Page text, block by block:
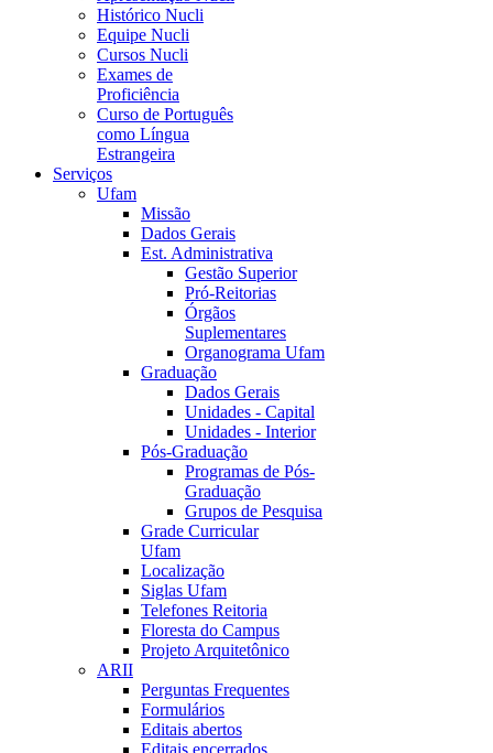
Histórico Nucli
Equipe Nucli
Cursos Nucli
Exames de
Proficiência
Curso de Português
como Língua
Estrangeira
Serviços
Ufam
Missão
Dados Gerais
Est. Administrativa
Gestão Superior
Pró-Reitorias
Órgãos
Suplementares
Organograma Ufam
Graduação
Dados Gerais
Unidades - Capital
Unidades - Interior
Pós-Graduação
Programas de Pós-
Graduação
Grupos de Pesquisa
Grade Curricular
Ufam
Localização
Siglas Ufam
Telefones Reitoria
Floresta do Campus
Projeto Arquitetônico
ARII
Perguntas Frequentes
Formulários
Editais abertos
Editais encerrados